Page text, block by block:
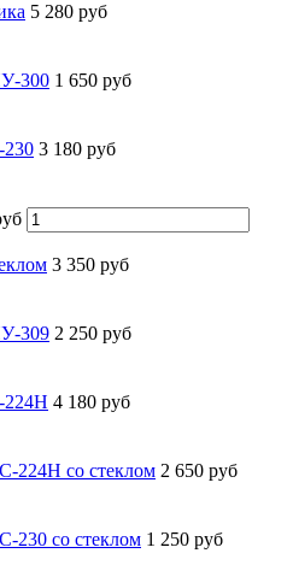
5 280 руб
300 1 650 руб
3 180 руб
3 350 руб
309 2 250 руб
224Н 4 180 руб
224Н со стеклом 2 650 руб
230 со стеклом 1 250 руб